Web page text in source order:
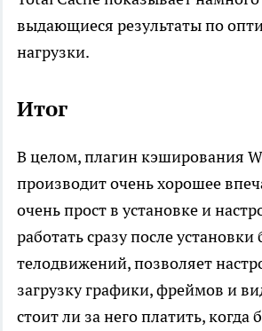
выдающиеся результаты по
нагрузки.
Итог
В целом, плагин кэширования
производит очень хорошее
очень прост в установке и
работать сразу после
телодвижений, позволяет
загрузку графики, фреймов и
стоит ли за него платить, когда